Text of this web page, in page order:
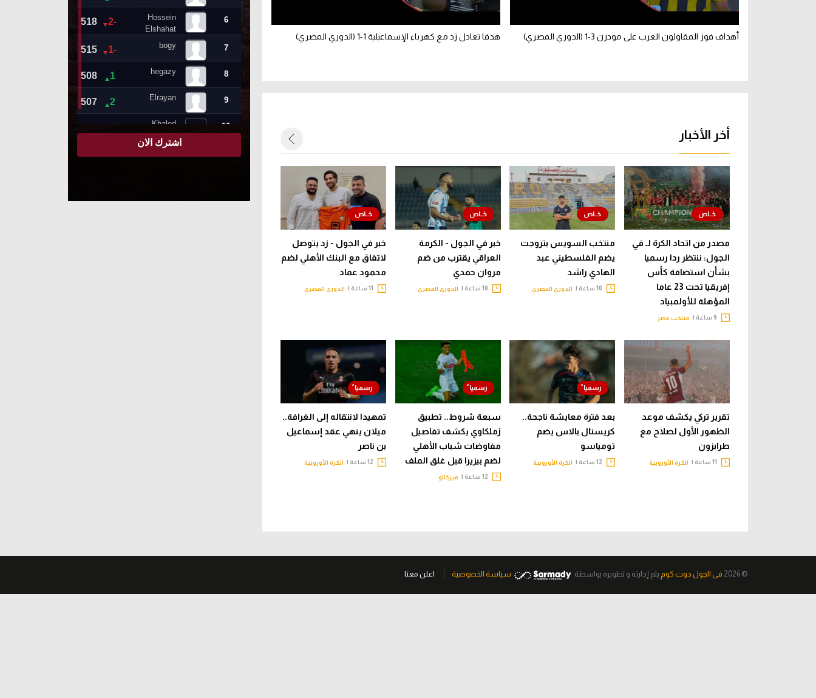
أهداف فوز المقاولون العرب على مودرن 3-1 (الدوري المصري) هدفا تعادل زد مع كهرباء الإسماعيلية 1-1 (الدوري المصري)
أخر الأخبار
مصدر من اتحاد الكرة لـ في
الجول: ننتظر ردا رسميا
بشأن استضافة كأس
إفريقيا تحت 23 عاما
المؤهلة للأولمبياد
منتخب مصر
منتخب السويس بتروجت
يضم الفلسطيني عبد
الهادي راشد
الدوري المصري
خبر في الجول - الكرمة
العراقي يقترب من ضم
مروان حمدي
الدوري المصري
خبر في الجول - زد يتوصل
لاتفاق مع البنك الأهلي لضم
محمود عماد
الدوري المصري
تقرير تركي يكشف موعد
الظهور الأول لصلاح مع
طرابزون
الكرة الأوروبية
بعد فترة معايشة ناجحة..
كريستال بالاس يضم
تومياسو
الكرة الأوروبية
سبعة شروط.. تطبيق
زملكاوي يكشف تفاصيل
مفاوضات شباب الأهلي
لضم بيزيرا قبل غلق الملف
ميركاتو
تمهيدا لانتقاله إلى الغرافة..
ميلان ينهي عقد إسماعيل
بن ناصر
الكرة الأوروبية
© 2026 فى الجول دوت كوم يتم إدارته و تطويره بواسطة سياسة الخصوصية اعلن معنا